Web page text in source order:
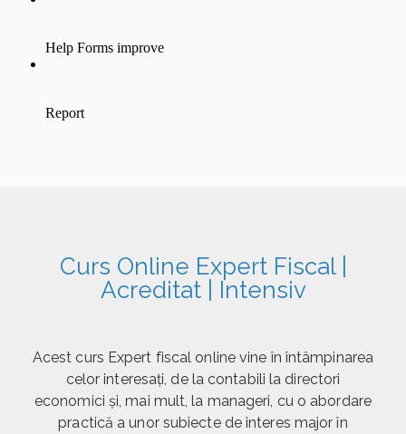
Curs Online Expert Fiscal |
Acreditat | Intensiv
Acest curs Expert fiscal online vine în întâmpinarea
celor interesați, de la contabili la directori
economici și, mai mult, la manageri, cu o abordare
practică a unor subiecte de interes major în